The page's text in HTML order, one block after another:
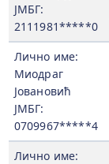
ЈМБГ:
2111981*****0
Лично име:
Миодраг
Јовановић
ЈМБГ:
0709967*****4
Лично име: